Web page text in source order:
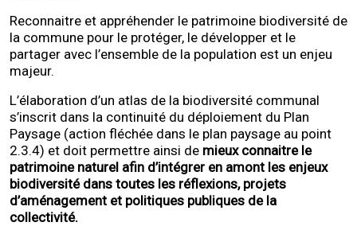
Reconnaitre et appréhender le patrimoine biodiversité de
la commune pour le protéger, le développer et le
partager avec l’ensemble de la population est un enjeu
majeur.
L’élaboration d’un atlas de la biodiversité communal
s’inscrit dans la continuité du déploiement du Plan
Paysage (action fléchée dans le plan paysage au point
2.3.4) et doit permettre ainsi de mieux connaitre le
patrimoine naturel afin d’intégrer en amont les enjeux
biodiversité dans toutes les réflexions, projets
d’aménagement et politiques publiques de la
collectivité.